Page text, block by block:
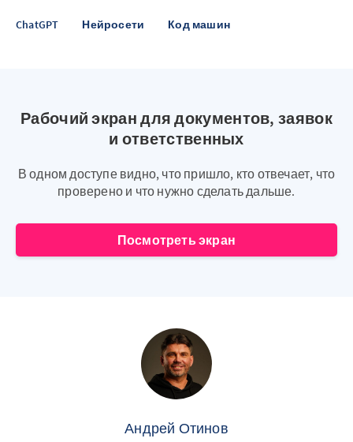
ChatGPT Нейросети Код машин
Рабочий экран для документов, заявок
и ответственных
В одном доступе видно, что пришло, кто отвечает, что
проверено и что нужно сделать дальше.
Посмотреть экран
Андрей Отинов